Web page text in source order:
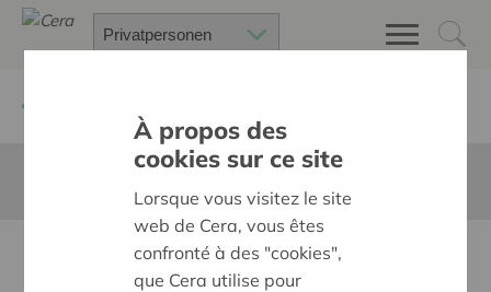
Blijfstoel Ziggy XL
À propos des
cookies sur ce site
Lorsque vous visitez le site
web de Cera, vous êtes
confronté à des "cookies",
que Cera utilise pour